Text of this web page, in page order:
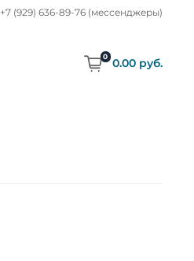
+7 (929) 636-89-76 (мессенджеры)
0
0.00 руб.